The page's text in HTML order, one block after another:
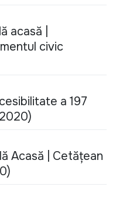
acasă |
civic
a 197
Acasă | Cetățean